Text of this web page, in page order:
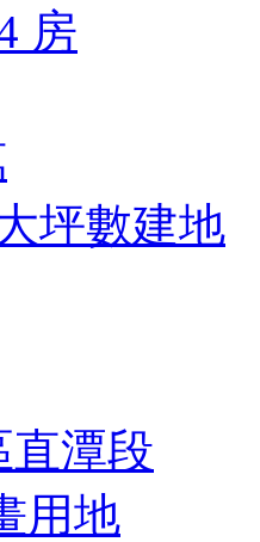
房
坪數建地
直潭段
用地